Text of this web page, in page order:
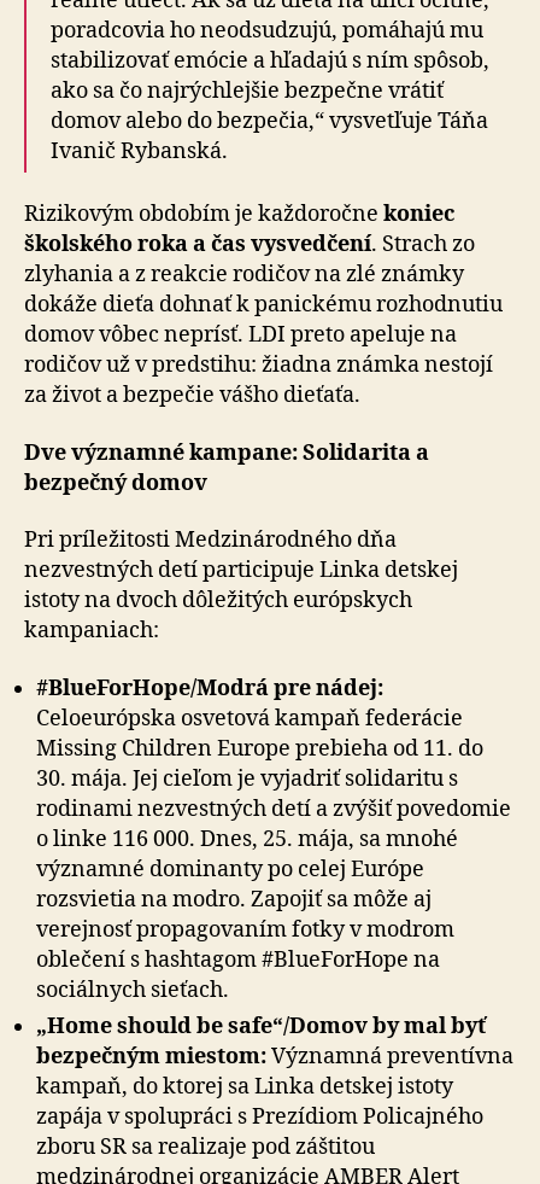
poradcovia ho neodsudzujú, pomáhajú mu
stabilizovať emócie a hľadajú s ním spôsob,
ako sa čo najrýchlejšie bezpečne vrátiť
domov alebo do bez­pe­čia,“ vysvetľuje Táňa
Ivanič Rybanská.
Rizikovým obdobím je každoročne koniec
školského roka a čas vysvedčení. Strach zo
zlyhania a z reakcie rodičov na zlé známky
dokáže dieťa dohnať k panickému rozhodnutiu
domov vôbec neprísť. LDI preto apeluje na
rodičov už v predstihu: žiadna známka nestojí
za život a bezpečie vášho dieťaťa.
Dve významné kampane: Solidarita a
bezpečný domov
Pri príležitosti Medzinárodného dňa
nezvestných detí participuje Linka detskej
istoty na dvoch dôležitých európskych
kampaniach:
#BlueForHope/Modrá pre nádej:
Celoeurópska osvetová kampaň federácie
Missing Children Europe prebieha od 11. do
30. mája. Jej cieľom je vyjadriť solidaritu s
rodinami nezvestných detí a zvýšiť povedomie
o linke 116 000. Dnes, 25. mája, sa mnohé
významné dominanty po celej Európe
rozsvietia na modro. Zapojiť sa môže aj
verejnosť propagovaním fotky v modrom
oblečení s hashtagom #BlueForHope na
sociálnych sieťach.
„Home should be safe“/Domov by mal byť
bezpečným miestom:Významná preventívna
kampaň, do ktorej sa Linka detskej istoty
zapája v spolupráci s Prezídiom Policajného
zboru SR sa realizaje pod záštitou
medzinárodnej organizácie AMBER Alert